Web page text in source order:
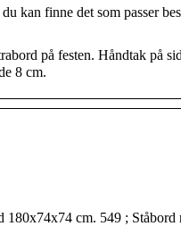
kan finne det som passer
på festen. Håndtak på
8 cm.
180x74x74 cm. 549 ; Ståbord